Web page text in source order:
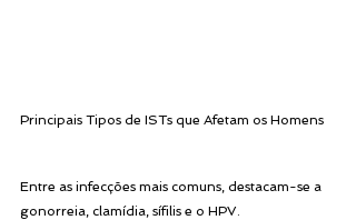
Principais Tipos de ISTs que Afetam os Homens
Entre as infecções mais comuns, destacam-se a
gonorreia, clamídia, sífilis e o HPV.